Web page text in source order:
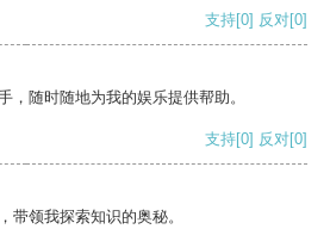
支持[0] 反对[0]
，随时随地为我的娱乐提供帮助。
支持[0] 反对[0]
带领我探索知识的奥秘。